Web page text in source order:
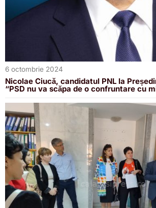
6 octombrie 2024
Nicolae Ciucă, candidatul PNL la
“PSD nu va scăpa de o confruntare cu